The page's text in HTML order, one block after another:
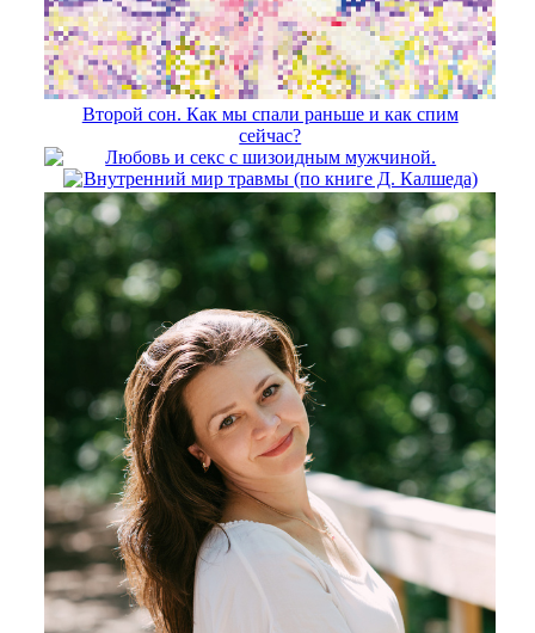
Второй сон. Как мы спали раньше и как спим
сейчас?
Любовь и секс с шизоидным мужчиной.
Внутренний мир травмы (по книге Д. Калшеда)